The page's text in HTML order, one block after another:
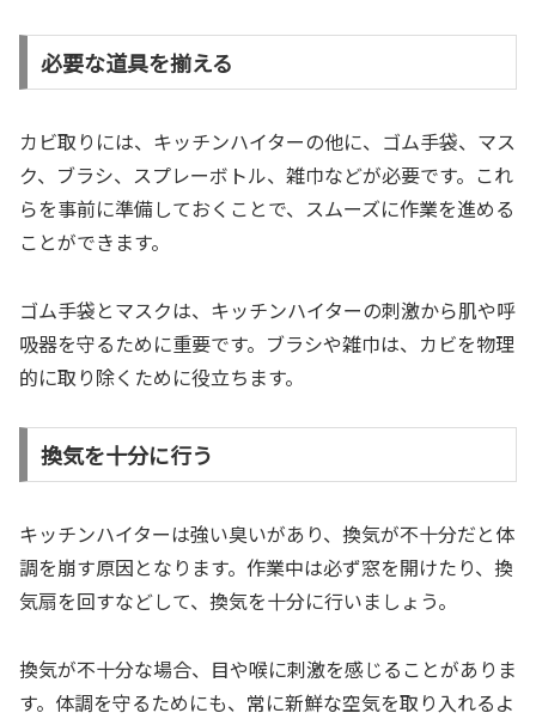
必要な道具を揃える
カビ取りには、キッチンハイターの他に、ゴム手袋、マス
ク、ブラシ、スプレーボトル、雑巾などが必要です。これ
らを事前に準備しておくことで、スムーズに作業を進める
ことができます。
ゴム手袋とマスクは、キッチンハイターの刺激から肌や呼
吸器を守るために重要です。ブラシや雑巾は、カビを物理
的に取り除くために役立ちます。
換気を十分に行う
キッチンハイターは強い臭いがあり、換気が不十分だと体
調を崩す原因となります。作業中は必ず窓を開けたり、換
気扇を回すなどして、換気を十分に行いましょう。
換気が不十分な場合、目や喉に刺激を感じることがありま
す。体調を守るためにも、常に新鮮な空気を取り入れるよ